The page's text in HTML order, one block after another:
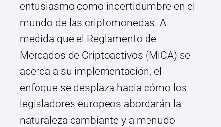
entusiasmo como incertidumbre en el
mundo de las criptomonedas. A
medida que el Reglamento de
Mercados de Criptoactivos (MiCA) se
acerca a su implementación, el
enfoque se desplaza hacia cómo los
legisladores europeos abordarán la
naturaleza cambiante y a menudo